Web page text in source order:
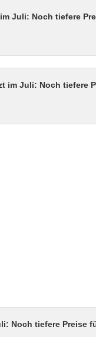
Juli: Noch tiefere
im Juli: Noch tiefere
Noch tiefere Preise